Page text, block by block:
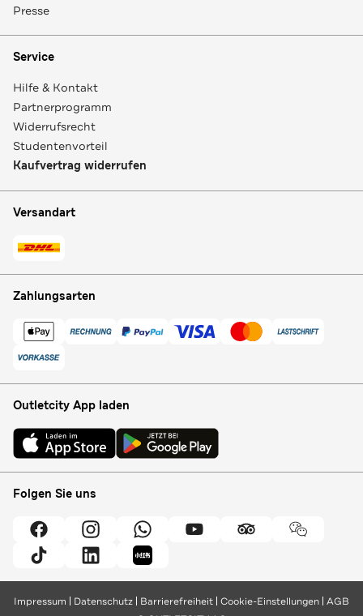
Presse
Service
Hilfe & Kontakt
Partnerprogramm
Widerrufsrecht
Studentenvorteil
Kaufvertrag widerrufen
Versandart
Zahlungsarten
Outletcity App laden
Folgen Sie uns
Impressum Datenschutz Barrierefreiheit Cookie-Einstellungen AGB